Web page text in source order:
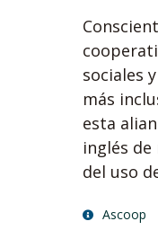
sociales
más
esta
inglés
del uso
Ascoop